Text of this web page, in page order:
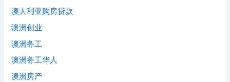
澳大利亚购房贷款
澳洲创业
澳洲务工
澳洲务工华人
澳洲房产